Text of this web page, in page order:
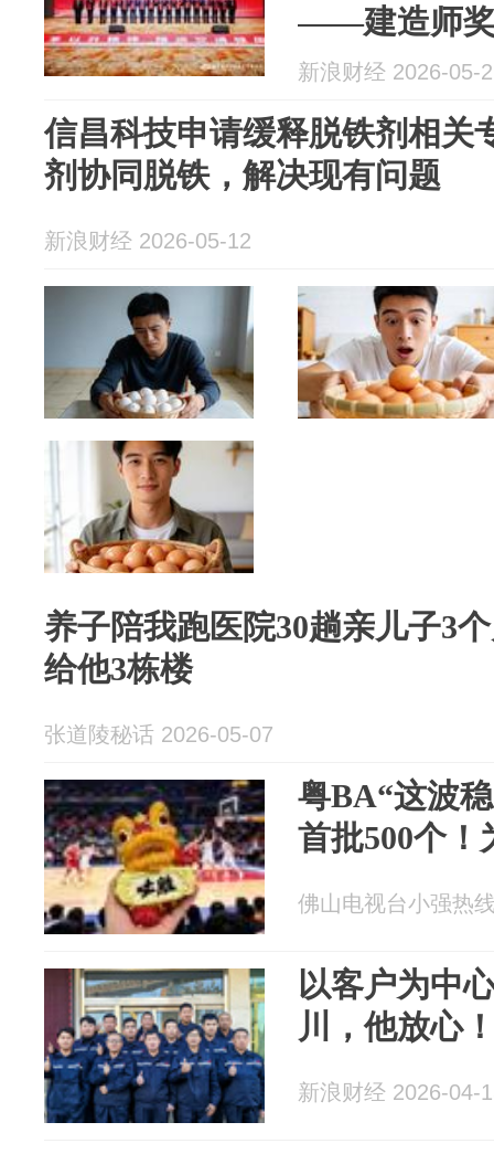
——建造师
新浪财经 2026-05-
信昌科技申请缓释脱铁剂相关
剂协同脱铁，解决现有问题
新浪财经 2026-05-12
养子陪我跑医院30趟亲儿子3
给他3栋楼
张道陵秘话 2026-05-07
粤BA“这波
首批500个！
佛山电视台小强热
以客户为中
川，他放心
新浪财经 2026-04-